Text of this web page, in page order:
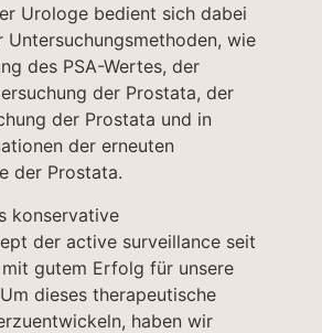
Urologe bedient sich dabei
Untersuchungsmethoden, wie
des PSA-Wertes, der
der Prostata, der
der Prostata und in
der erneuten
der Prostata.
konservative
der active surveillance seit
gutem Erfolg für unsere
dieses therapeutische
haben wir